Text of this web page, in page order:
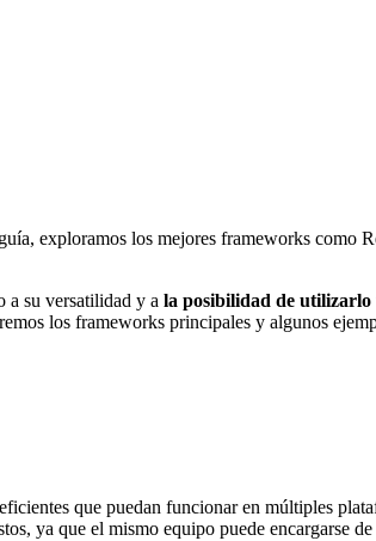
exploramos los mejores frameworks como
a su versatilidad y a la posibilidad de utilizarlo
los frameworks principales y algunos
que puedan funcionar en múltiples
ya que el mismo equipo puede encargarse